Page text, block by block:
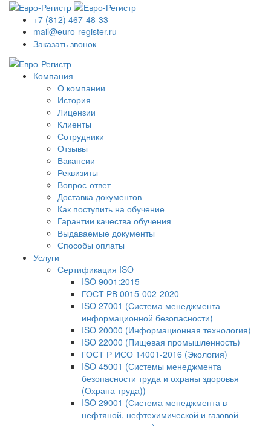
+7 (812) 467-48-33
mail@euro-register.ru
Заказать звонок
Компания
О компании
История
Лицензии
Клиенты
Сотрудники
Отзывы
Вакансии
Реквизиты
Вопрос-ответ
Доставка документов
Как поступить на обучение
Гарантии качества обучения
Выдаваемые документы
Способы оплаты
Услуги
Сертификация ISO
ISO 9001:2015
ГОСТ РВ 0015-002-2020
ISO 27001 (Система менеджмента
информационной безопасности)
ISO 20000 (Информационная технология)
ISO 22000 (Пищевая промышленность)
ГОСТ Р ИСО 14001-2016 (Экология)
ISO 45001 (Системы менеджмента
безопасности труда и охраны здоровья
(Охрана труда))
ISO 29001 (Система менеджмента в
нефтяной, нефтехимической и газовой